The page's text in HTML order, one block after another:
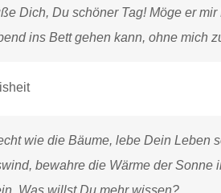
Dich, Du schöner Tag! Möge er
ins Bett gehen kann, ohne mich
wie die Bäume, lebe Dein Leben
bewahre die Wärme der Sonne
Was willst Du mehr wissen?